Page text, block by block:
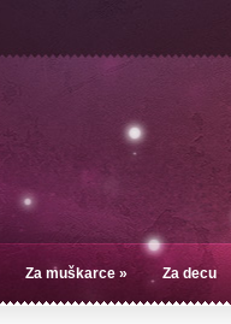
Za muškarce » Za decu